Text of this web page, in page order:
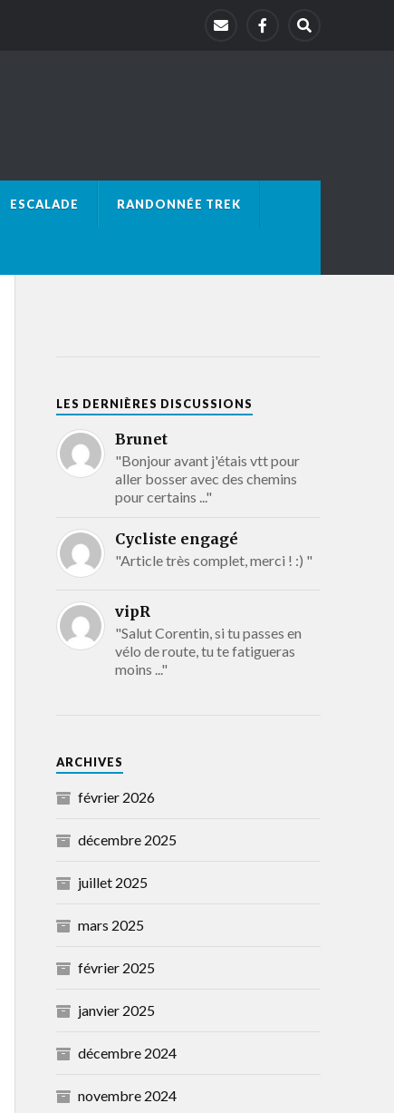
ESCALADE RANDONNÉE TREK
LES DERNIÈRES DISCUSSIONS
Brunet
"Bonjour avant j'étais vtt pour
aller bosser avec des chemins
pour certains ..."
Cycliste engagé
"Article très complet, merci ! :) "
vipR
"Salut Corentin, si tu passes en
vélo de route, tu te fatigueras
moins ..."
ARCHIVES
février 2026
décembre 2025
juillet 2025
mars 2025
février 2025
janvier 2025
décembre 2024
novembre 2024